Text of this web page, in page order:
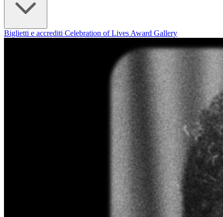
Biglietti e accrediti Celebration of Lives Award Gallery